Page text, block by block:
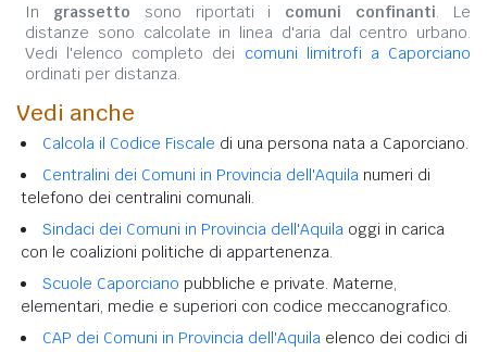
In grassetto sono riportati i comuni confinanti. Le
distanze sono calcolate in linea d'aria dal centro urbano.
Vedi l'elenco completo dei comuni limitrofi a Caporciano
ordinati per distanza.
Vedi anche
Calcola il Codice Fiscale di una persona nata a Caporciano.
Centralini dei Comuni in Provincia dell'Aquila numeri di
telefono dei centralini comunali.
Sindaci dei Comuni in Provincia dell'Aquila oggi in carica
con le coalizioni politiche di appartenenza.
Scuole Caporciano pubbliche e private. Materne,
elementari, medie e superiori con codice meccanografico.
CAP dei Comuni in Provincia dell'Aquila elenco dei codici di